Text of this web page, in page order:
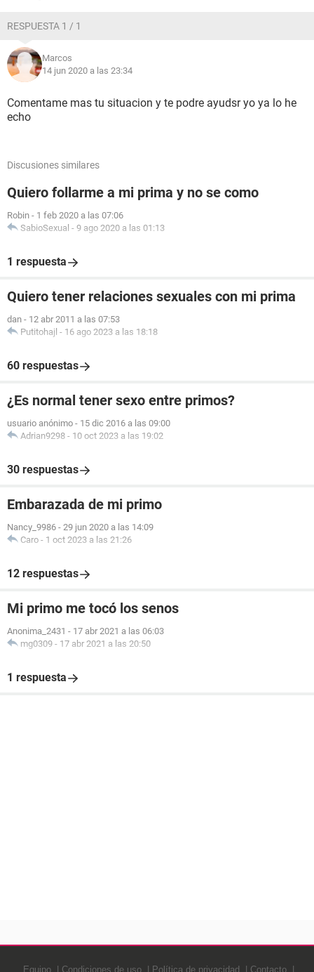
RESPUESTA 1 / 1
Marcos
14 jun 2020 a las 23:34
Comentame mas tu situacion y te podre ayudsr yo ya lo he
echo
Discusiones similares
Quiero follarme a mi prima y no se como
Robin - 1 feb 2020 a las 07:06
SabioSexual - 9 ago 2020 a las 01:13
1 respuesta
Quiero tener relaciones sexuales con mi prima
dan - 12 abr 2011 a las 07:53
Putitohajl - 16 ago 2023 a las 18:18
60 respuestas
¿Es normal tener sexo entre primos?
usuario anónimo - 15 dic 2016 a las 09:00
Adrian9298 - 10 oct 2023 a las 19:02
30 respuestas
Embarazada de mi primo
Nancy_9986 - 29 jun 2020 a las 14:09
Caro - 1 oct 2023 a las 21:26
12 respuestas
Mi primo me tocó los senos
Anonima_2431 - 17 abr 2021 a las 06:03
mg0309 - 17 abr 2021 a las 20:50
1 respuesta
Equipo Condiciones de uso Política de privacidad Contacto